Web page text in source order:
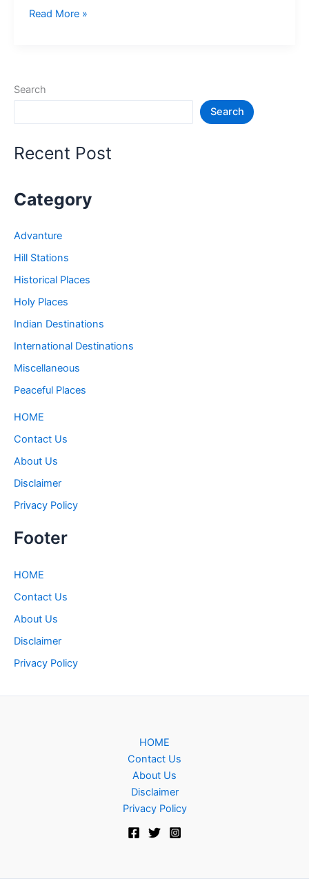
10+
प्रमुख
Tourist
in
Valparai
Read More »
Search
Search
Recent Post
Category
Advanture
Hill Stations
Historical Places
Holy Places
Indian Destinations
International Destinations
Miscellaneous
Peaceful Places
HOME
Contact Us
About Us
Disclaimer
Privacy Policy
Footer
HOME
Contact Us
About Us
Disclaimer
Privacy Policy
HOME
Contact Us
About Us
Disclaimer
Privacy Policy